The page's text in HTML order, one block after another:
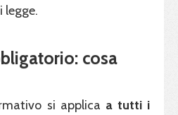
legge.
cosa
si applica a tutti i